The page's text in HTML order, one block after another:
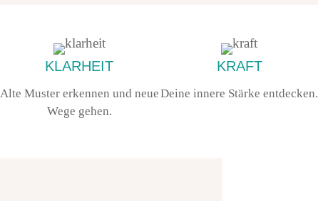
KLARHEIT
Alte Muster erkennen und neue
Wege gehen.
KRAFT
Deine innere Stärke entdecken.